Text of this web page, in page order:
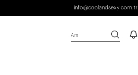
info@coolandsexy.com.tr
Ara